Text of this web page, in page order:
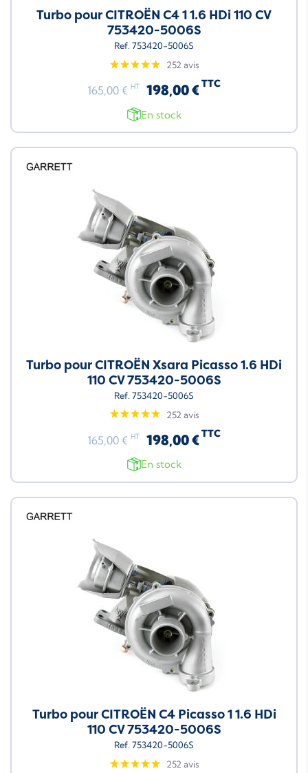
Turbo pour CITROËN C4 1 1.6 HDi 110 CV
753420-5006S
Ref. 753420-5006S
252 avis
165,00 € HT 198,00 € TTC
En stock
Turbo pour CITROËN Xsara Picasso 1.6 HDi
110 CV 753420-5006S
Ref. 753420-5006S
252 avis
165,00 € HT 198,00 € TTC
En stock
Turbo pour CITROËN C4 Picasso 1 1.6 HDi
110 CV 753420-5006S
Ref. 753420-5006S
252 avis